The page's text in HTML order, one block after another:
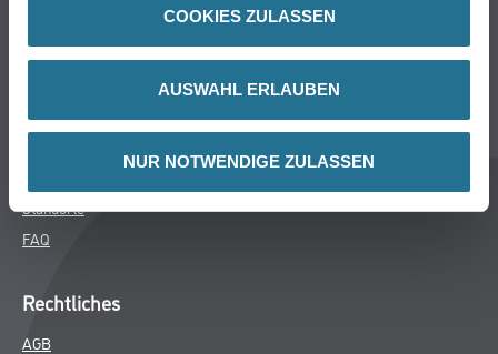
COOKIES ZULASSEN
AUSWAHL ERLAUBEN
NUR NOTWENDIGE ZULASSEN
Winkler & Gräbner
Services
Standorte
FAQ
Rechtliches
AGB